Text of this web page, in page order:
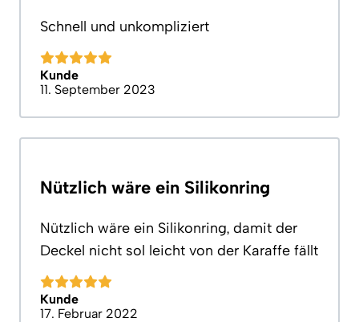
Schnell und unkompliziert
Kunde
11. September 2023
Nützlich wäre ein Silikonring
Nützlich wäre ein Silikonring, damit der
Deckel nicht sol leicht von der Karaffe fällt
Kunde
17. Februar 2022